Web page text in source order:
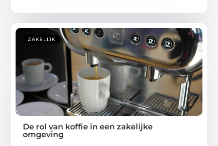
ZAKELIJK
De rol van koffie in een zakelijke
omgeving